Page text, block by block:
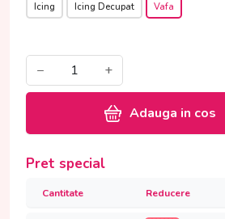
Icing Icing Decupat Vafa
− +
Adauga in cos
Pret special
Cantitate Reducere